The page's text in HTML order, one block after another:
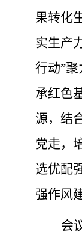
果转化
实生产
行动”
承红色
源，结
党走，
选优配
强作风
会